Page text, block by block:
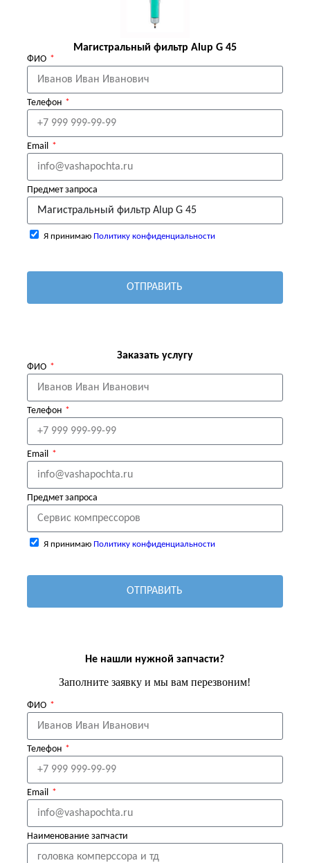
Магистральный фильтр Alup G 45
ФИО
Телефон
Email
Предмет запроса
Я принимаю Политику конфиденциальности
ОТПРАВИТЬ
Заказать услугу
ФИО
Телефон
Email
Предмет запроса
Я принимаю Политику конфиденциальности
ОТПРАВИТЬ
Не нашли нужной запчасти?
Заполните заявку и мы вам перезвоним!
ФИО
Телефон
Email
Наименование запчасти